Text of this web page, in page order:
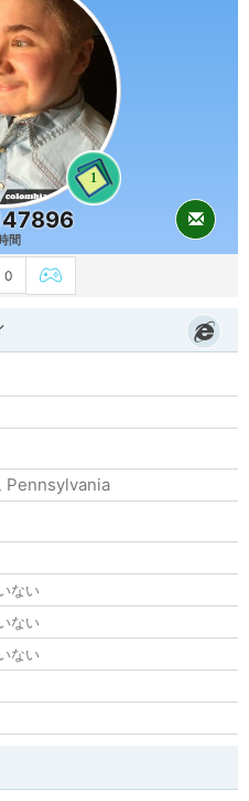
1
間
0
, Pennsylvania
ない
ない
ない